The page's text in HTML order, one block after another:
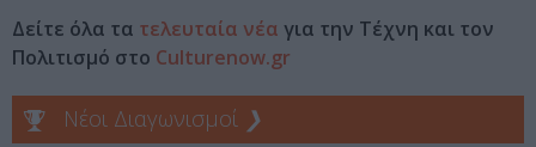
Δείτε όλα τα τελευταία νέα για την Τέχνη και τον
Πολιτισμό στο Culturenow.gr
Νέοι Διαγωνισμοί ❯